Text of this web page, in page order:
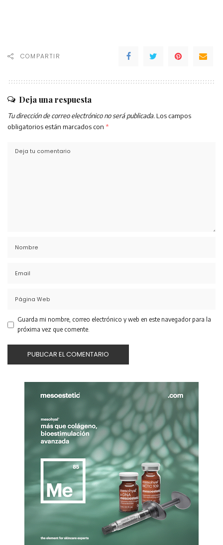
COMPARTIR
Deja una respuesta
Tu dirección de correo electrónico no será publicada. Los campos
obligatorios están marcados con *
Guarda mi nombre, correo electrónico y web en este navegador para la
próxima vez que comente.